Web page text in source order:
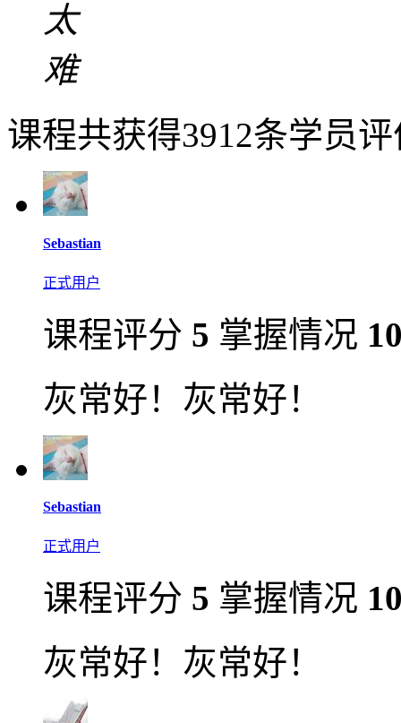
太
难
课程共获得3912条学员
Sebastian
正式用户
课程评分 5 掌握情况
灰常好！灰常好！
Sebastian
正式用户
课程评分 5 掌握情况
灰常好！灰常好！